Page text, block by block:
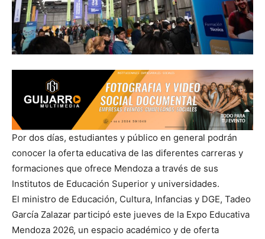
Por dos días, estudiantes y público en general podrán
conocer la oferta educativa de las diferentes carreras y
formaciones que ofrece Mendoza a través de sus
Institutos de Educación Superior y universidades.
El ministro de Educación, Cultura, Infancias y DGE, Tadeo
García Zalazar participó este jueves de la Expo Educativa
Mendoza 2026, un espacio académico y de oferta